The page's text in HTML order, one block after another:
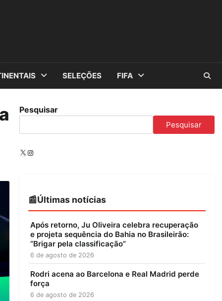
SELEÇÕES FIFA
Pesquisar
Pesquisar
X Instagram
Últimas notícias
Após retorno, Ju Oliveira celebra recuperação
e projeta sequência do Bahia no Brasileirão:
“Brigar pela classificação”
6 de agosto de 2026
Rodri acena ao Barcelona e Real Madrid perde
força
6 de agosto de 2026